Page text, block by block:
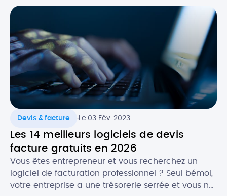
professionnel. Alors, quels sont les atouts de
l’agenda numérique ? Quels logiciels utiliser pour
faire […]
Devis & facture Le 03 Fév. 2023
Les 14 meilleurs logiciels de devis
facture gratuits en 2026
Vous êtes entrepreneur et vous recherchez un
logiciel de facturation professionnel ? Seul bémol,
votre entreprise a une trésorerie serrée et vous ne